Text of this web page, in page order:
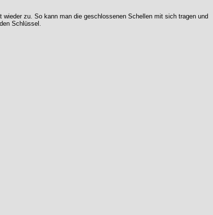
zu. So kann man die geschlossenen Schellen mit sich tragen und
Schlüssel.